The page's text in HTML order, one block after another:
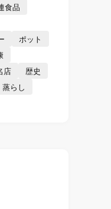
食品
ポット
店
歴史
蒸らし